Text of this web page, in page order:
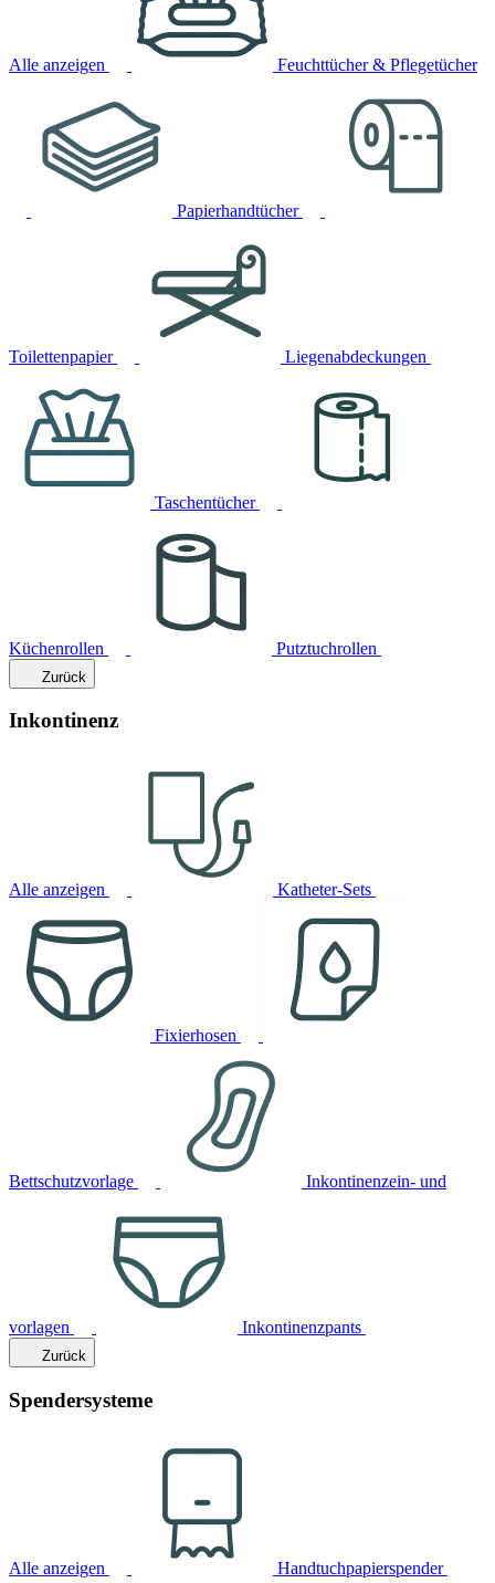
Alle anzeigen Feuchttücher & Pflegetücher
Papierhandtücher
Toilettenpapier Liegenabdeckungen
Taschentücher
Küchenrollen Putztuchrollen
Zurück
Inkontinenz
Alle anzeigen Katheter-Sets
Fixierhosen
Bettschutzvorlage Inkontinenzein- und
vorlagen Inkontinenzpants
Zurück
Spendersysteme
Alle anzeigen Handtuchpapierspender